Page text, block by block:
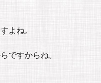
よね。
ですからね。